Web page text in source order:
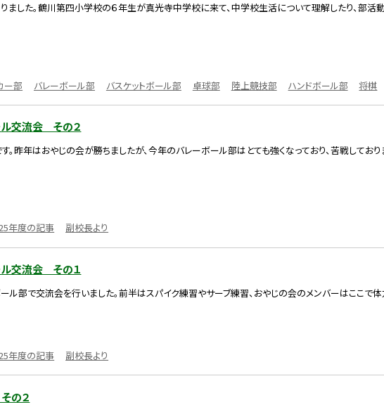
ました。鶴川第四小学校の６年生が真光寺中学校に来て、中学校生活について理解したり、部活
ー部 バレーボール部 バスケットボール部 卓球部 陸上競技部 ハンドボール部 将棋
交流会 その２
。昨年はおやじの会が勝ちましたが、今年のバレーボール部はとても強くなっており、苦戦してお
年度の記事 副校長より
交流会 その１
ル部で交流会を行いました。前半はスパイク練習やサーブ練習、おやじの会のメンバーはここで
年度の記事 副校長より
の２